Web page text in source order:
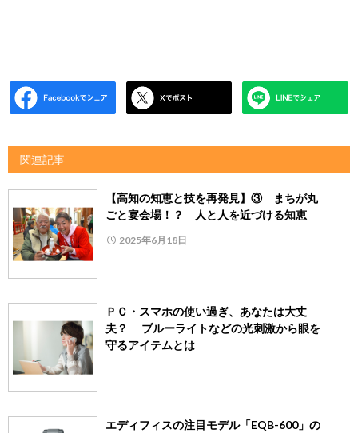
関連記事
【高知の知恵と技を再発見】③ まちが丸
ごと宴会場！？ 人と人を近づける知恵
2025年6月18日
ＰＣ・スマホの使い過ぎ、あなたは大丈
夫？ ブルーライトなどの光刺激から眼を
守るアイテムとは
エディフィスの注目モデル「EQB-600」の